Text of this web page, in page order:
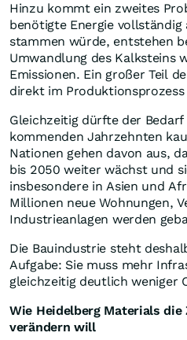
Hinzu kommt ein zweites
benötigte Energie vollständig
stammen würde, entstehen
Umwandlung des Kalksteins
Emissionen. Ein großer Teil
direkt im
Gleichzeitig dürfte der
kommenden Jahrzehnten
Nationen gehen davon aus,
bis 2050 weiter wächst und
insbesondere in Asien und
Millionen neue Wohnungen,
Industrieanlagen werden
Die Bauindustrie steht
Aufgabe: Sie muss mehr
gleichzeitig deutlich weniger
Wie Heidelberg Materials
verändern will